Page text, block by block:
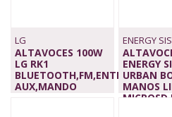
LG
ALTAVOCES 100W
LG RK1
BLUETOOTH,FM,ENTRADA
AUX,MANDO
ENERGY
ENERGY
URBAN
MANOS
MICROSD